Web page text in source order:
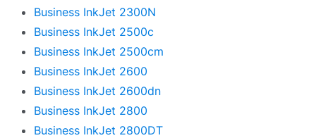
Business InkJet 2300N
Business InkJet 2500c
Business InkJet 2500cm
Business InkJet 2600
Business InkJet 2600dn
Business InkJet 2800
Business InkJet 2800DT